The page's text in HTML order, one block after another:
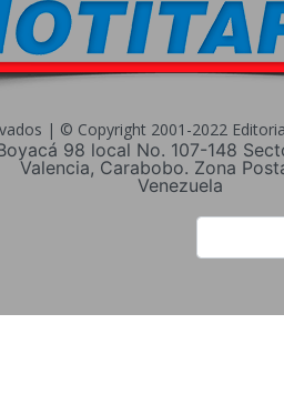
| © Copyright 2001-2022
98 local No. 107-148
Valencia, Carabobo. Zona
Venezuela